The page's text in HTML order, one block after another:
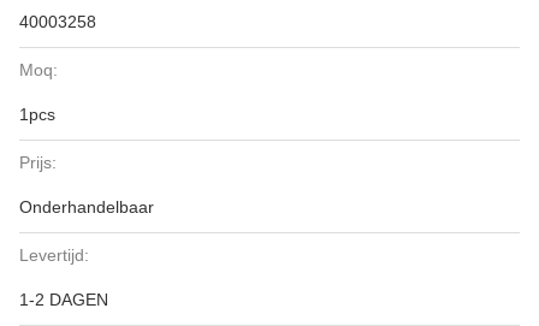
40003258
Moq:
1pcs
Prijs:
Onderhandelbaar
Levertijd:
1-2 DAGEN